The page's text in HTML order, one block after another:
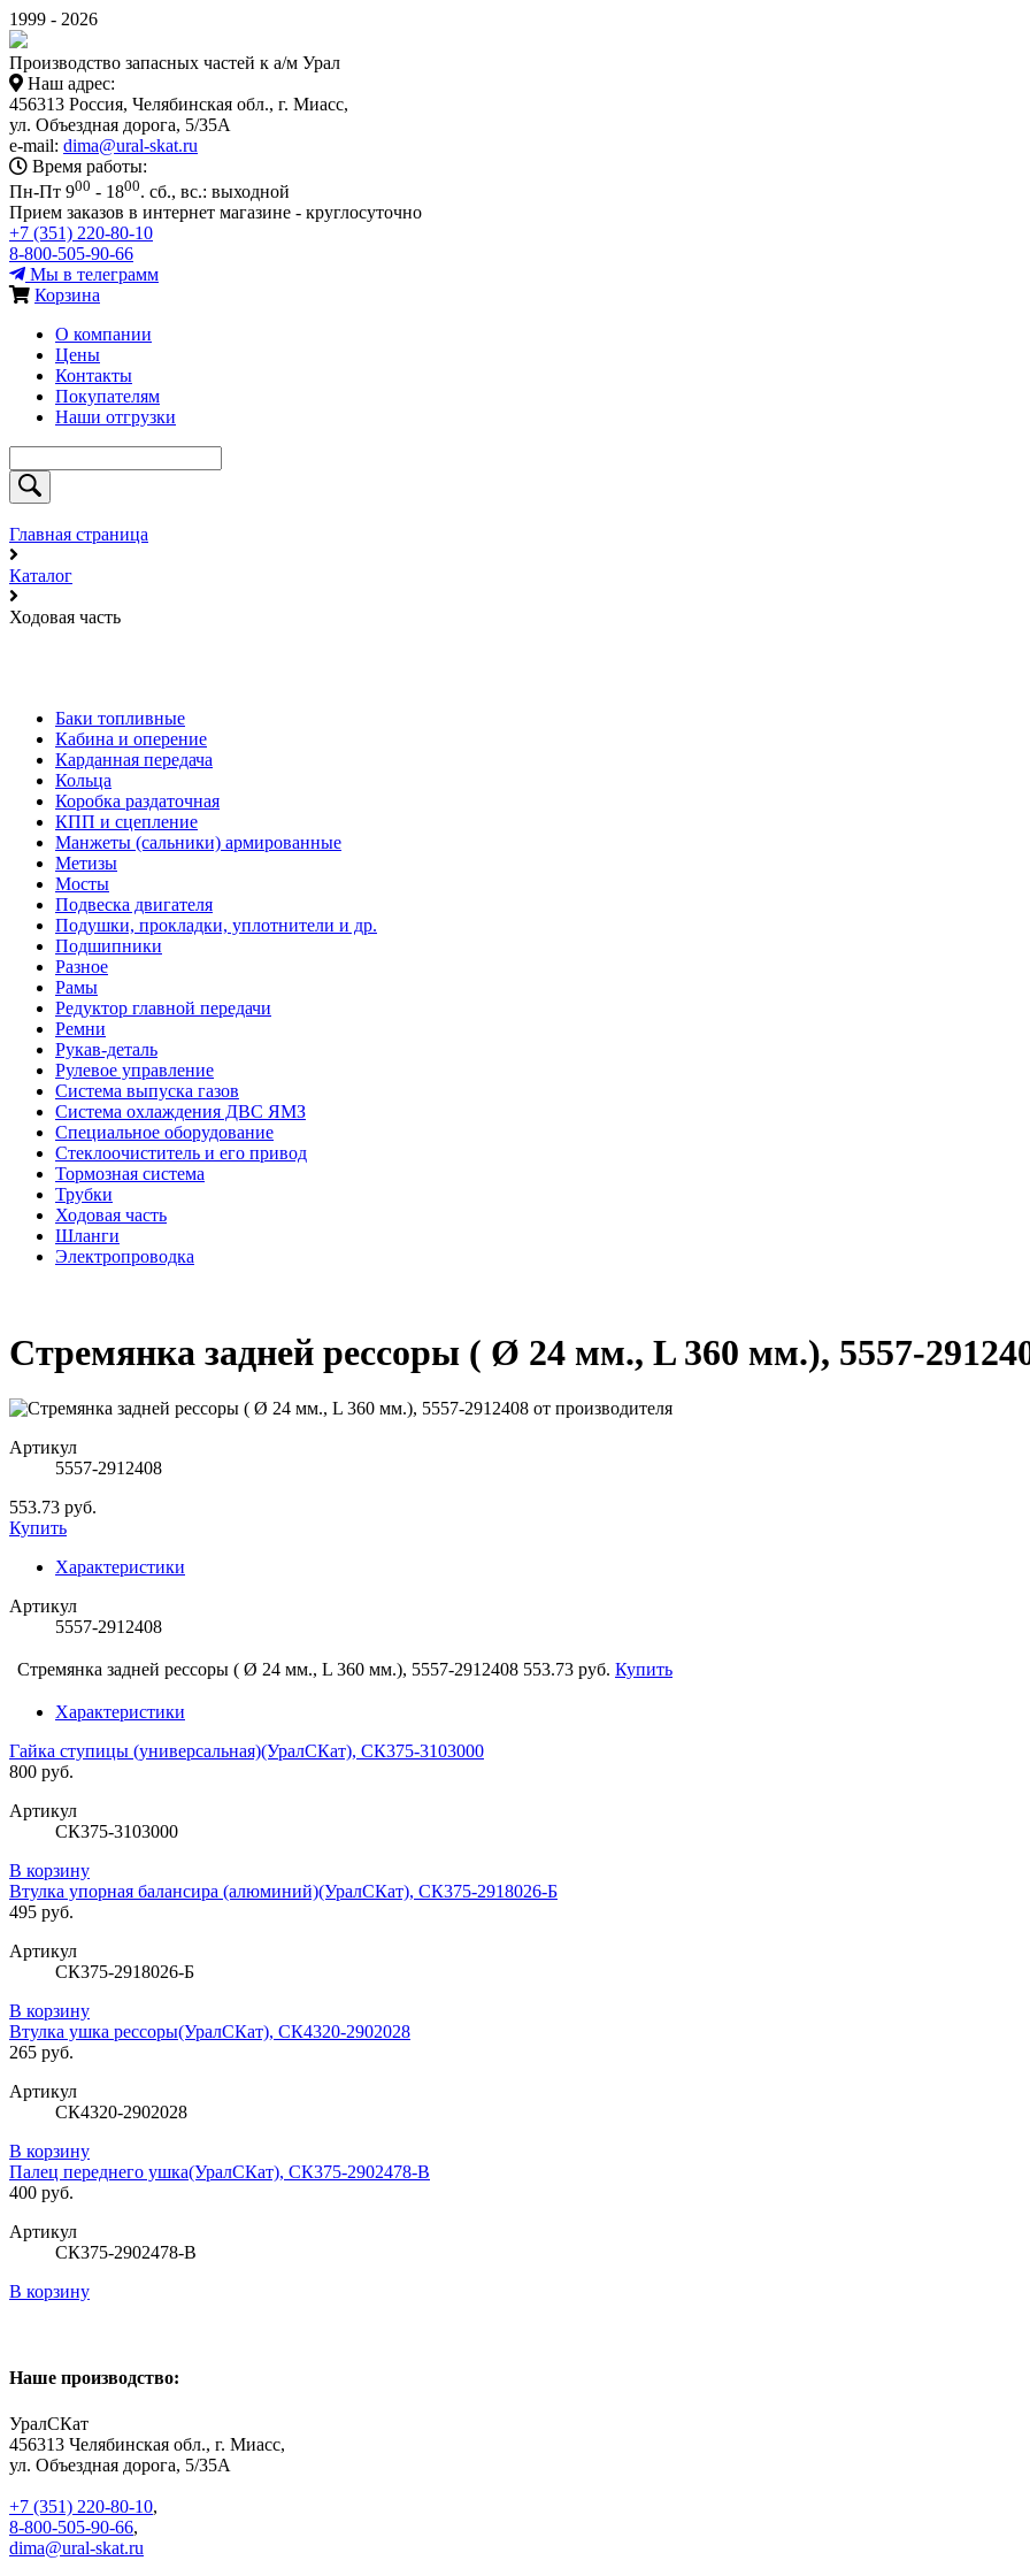
1999 - 2026
Производство запасных частей к а/м Урал
Наш адрес:
456313 Россия, Челябинская обл., г. Миасс,
ул. Объездная дорога, 5/35А
e-mail: dima@ural-skat.ru
Время работы:
Пн-Пт 900 - 1800. сб., вс.: выходной
Прием заказов в интернет магазине - круглосуточно
+7 (351) 220-80-10
8-800-505-90-66
Мы в телеграмм
Корзина
О компании
Цены
Контакты
Покупателям
Наши отгрузки
Главная страница
Каталог
Ходовая часть
Баки топливные
Кабина и оперение
Карданная передача
Кольца
Коробка раздаточная
КПП и сцепление
Манжеты (сальники) армированные
Метизы
Мосты
Подвеска двигателя
Подушки, прокладки, уплотнители и др.
Подшипники
Разное
Рамы
Редуктор главной передачи
Ремни
Рукав-деталь
Рулевое управление
Система выпуска газов
Система охлаждения ДВС ЯМЗ
Специальное оборудование
Стеклоочиститель и его привод
Тормозная система
Трубки
Ходовая часть
Шланги
Электропроводка
Стремянка задней рессоры ( Ø 24 мм., L 360 мм.), 5557-
Артикул
5557-2912408
553.73 руб.
Купить
Характеристики
Артикул
5557-2912408
Стремянка задней рессоры ( Ø 24 мм., L 360 мм.), 5557-2912408 553.73 руб. Купить
Характеристики
Гайка ступицы (универсальная)(УралСКат), СК375-3103000
800 руб.
Артикул
СК375-3103000
В корзину
Втулка упорная балансира (алюминий)(УралСКат), СК375-2918026-Б
495 руб.
Артикул
СК375-2918026-Б
В корзину
Втулка ушка рессоры(УралСКат), СК4320-2902028
265 руб.
Артикул
СК4320-2902028
В корзину
Палец переднего ушка(УралСКат), СК375-2902478-В
400 руб.
Артикул
СК375-2902478-В
В корзину
Наше производство:
УралСКат
456313 Челябинская обл., г. Миасс,
ул. Объездная дорога, 5/35А
+7 (351) 220-80-10,
8-800-505-90-66,
dima@ural-skat.ru